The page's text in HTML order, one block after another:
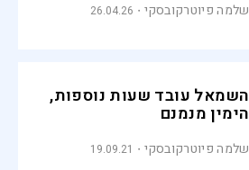
שלמה פיוטרקובסקי 26.04.26
השמאל עובד שעות נוספות,
הימין מנמנם
שלמה פיוטרקובסקי 19.09.21